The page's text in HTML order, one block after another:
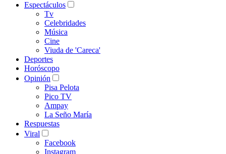
Espectáculos
Tv
Celebridades
Música
Cine
Viuda de 'Careca'
Deportes
Horóscopo
Opinión
Pisa Pelota
Pico TV
Ampay
La Seño María
Respuestas
Viral
Facebook
Instagram